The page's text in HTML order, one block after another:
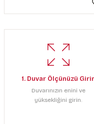
1. Duvar Ölçünüzü
Duvarınızın enini ve
yüksekliğini girin.